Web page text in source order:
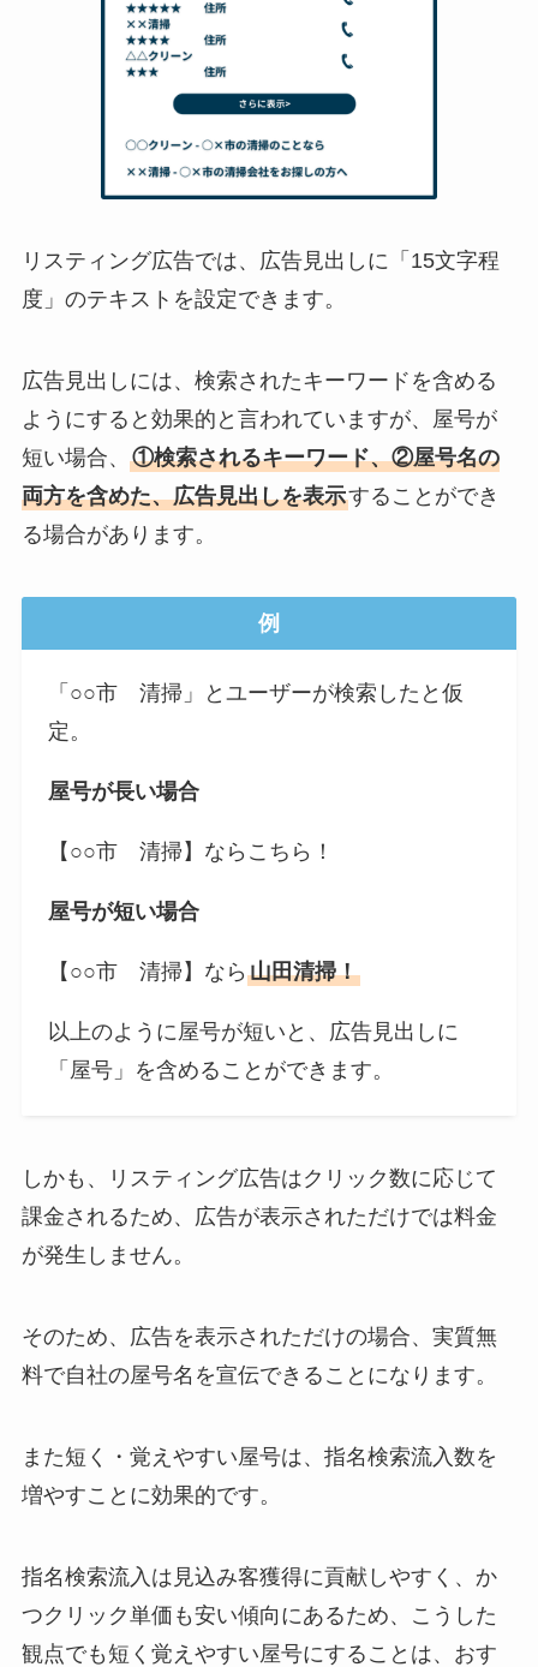
リスティング広告では、広告見出しに「15文字程
度」のテキストを設定できます。
広告見出しには、検索されたキーワードを含める
ようにすると効果的と言われていますが、屋号が
短い場合、 ①検索されるキーワード、②屋号名の
両方を含めた、広告見出しを表示することができ
る場合があります。
例
「○○市 清掃」とユーザーが検索したと仮
定。
屋号が長い場合
【○○市 清掃】ならこちら！
屋号が短い場合
【○○市 清掃】なら山田清掃！
以上のように屋号が短いと、広告見出しに
「屋号」を含めることができます。
しかも、リスティング広告はクリック数に応じて
課金されるため、広告が表示されただけでは料金
が発生しません。
そのため、広告を表示されただけの場合、実質無
料で自社の屋号名を宣伝できることになります。
また短く・覚えやすい屋号は、指名検索流入数を
増やすことに効果的です。
指名検索流入は見込み客獲得に貢献しやすく、か
つクリック単価も安い傾向にあるため、こうした
観点でも短く覚えやすい屋号にすることは、おす